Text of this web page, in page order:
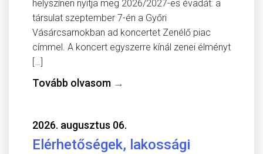
helyszínen nyitja meg 2026/2027-es évadát: a
társulat szeptember 7-én a Győri
Vásárcsarnokban ad koncertet Zenélő piac
címmel. A koncert egyszerre kínál zenei élményt
[…]
Tovább olvasom →
2026. augusztus 06.
Elérhetőségek, lakossági